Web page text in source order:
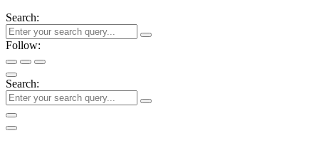
Search:
Follow:
Search: